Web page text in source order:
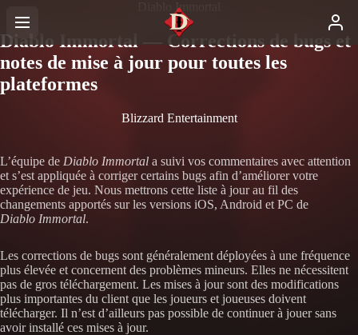
Diablo Immortal
Diablo Immortal — Corrections de bugs et
notes de mise à jour pour toutes les
plateformes
Blizzard Entertainment
L’équipe de Diablo Immortal a suivi vos commentaires avec attention
et s’est appliquée à corriger certains bugs afin d’améliorer votre
expérience de jeu. Nous mettrons cette liste à jour au fil des
changements apportés sur les versions iOS, Android et PC de
Diablo Immortal.
Les corrections de bugs sont généralement déployées à une fréquence
plus élevée et concernent des problèmes mineurs. Elles ne nécessitent
pas de gros téléchargement. Les mises à jour sont des modifications
plus importantes du client que les joueurs et joueuses doivent
télécharger. Il n’est d’ailleurs pas possible de continuer à jouer sans
avoir installé ces mises à jour.